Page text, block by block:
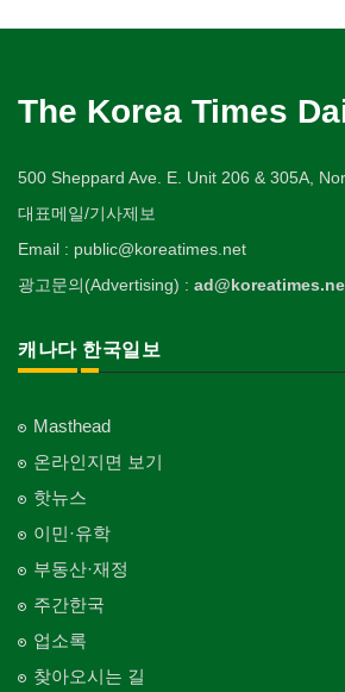
The Korea Times
500 Sheppard Ave. E. Unit 206 & 305A,
대표메일/기사제보
Email : public@koreatimes.net
광고문의(Advertising) :
캐나다 한국일보
Masthead
온라인지면 보기
핫뉴스
이민·유학
부동산·재정
주간한국
업소록
찾아오시는 길